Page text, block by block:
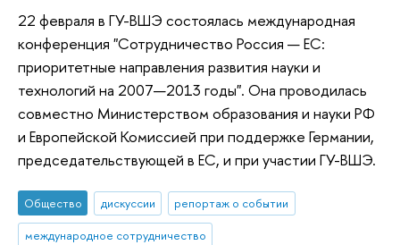
22 февраля в ГУ-ВШЭ состоялась международная
конференция "Сотрудничество Россия — ЕС:
приоритетные направления развития науки и
технологий на 2007—2013 годы". Она проводилась
совместно Министерством образования и науки РФ
и Европейской Комиссией при поддержке Германии,
председательствующей в ЕС, и при участии ГУ-ВШЭ.
Общество дискуссии
репортаж о событии
международное сотрудничество